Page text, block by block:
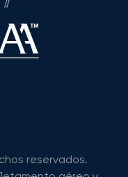
reservados.